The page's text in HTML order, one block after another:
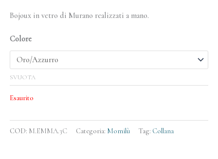
Bojoux in vetro di Murano realizzati a mano.
Colore
SVUOTA
Esaurito
COD: M.EMMA.3C Categoria: Momilù Tag: Collana